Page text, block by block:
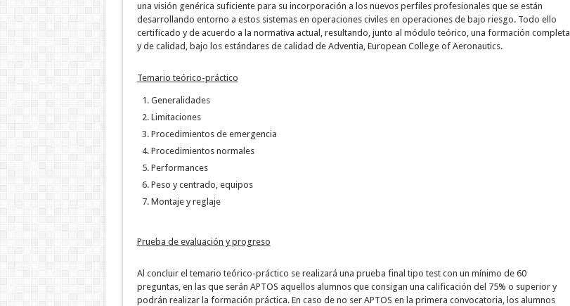
una visión genérica suficiente para su incorporación a los nuevos perfiles profesionales que se están
desarrollando entorno a estos sistemas en operaciones civiles en operaciones de bajo riesgo. Todo ello
certificado y de acuerdo a la normativa actual, resultando, junto al módulo teórico, una formación completa
y de calidad, bajo los estándares de calidad de Adventia, European College of Aeronautics.
Temario teórico-práctico
Generalidades
Limitaciones
Procedimientos de emergencia
Procedimientos normales
Performances
Peso y centrado, equipos
Montaje y reglaje
Prueba de evaluación y progreso
Al concluir el temario teórico-práctico se realizará una prueba final tipo test con un mínimo de 60
preguntas, en las que serán APTOS aquellos alumnos que consigan una calificación del 75% o superior y
podrán realizar la formación práctica. En caso de no ser APTOS en la primera convocatoria, los alumnos